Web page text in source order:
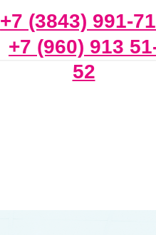
+7 (3843) 991-
+7 (960) 913
52